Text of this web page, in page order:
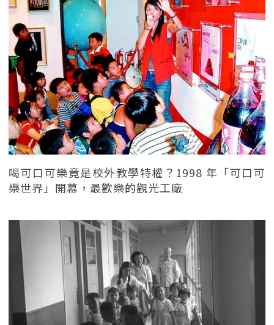
喝可口可樂竟是校外教學特權？1998 年「可口可
樂世界」開幕，最歡樂的觀光工廠